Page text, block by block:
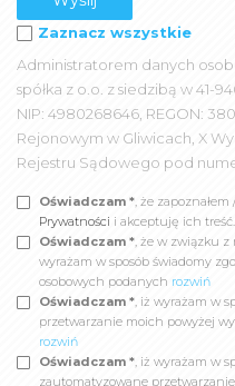
Zaznacz wszystkie
Administratorem danych
spółka z o.o. z siedzibą w 41-
NIP: 4980268646, REGON:
Rejonowym w Gliwicach, X
Rejestru Sądowego pod
Oświadczam *, że zapoznałem
Prywatności i akceptuję ich treść.
Oświadczam *, że w związku z
wyrażam w sposób świadomy
osobowych podanych rozwiń
Oświadczam *, iż wyrażam w
przetwarzanie moich powyżej
rozwiń
Oświadczam *, iż wyrażam w
zautomatyzowane